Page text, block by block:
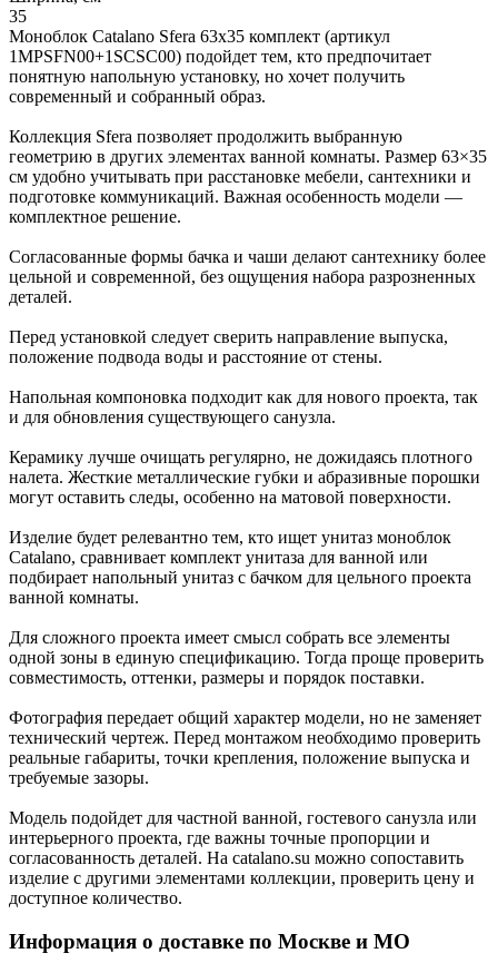
35
Моноблок Catalano Sfera 63x35 комплект (артикул
1MPSFN00+1SCSC00) подойдет тем, кто предпочитает
понятную напольную установку, но хочет получить
современный и собранный образ.
Коллекция Sfera позволяет продолжить выбранную
геометрию в других элементах ванной комнаты. Размер 63×35
см удобно учитывать при расстановке мебели, сантехники и
подготовке коммуникаций. Важная особенность модели —
комплектное решение.
Согласованные формы бачка и чаши делают сантехнику более
цельной и современной, без ощущения набора разрозненных
деталей.
Перед установкой следует сверить направление выпуска,
положение подвода воды и расстояние от стены.
Напольная компоновка подходит как для нового проекта, так
и для обновления существующего санузла.
Керамику лучше очищать регулярно, не дожидаясь плотного
налета. Жесткие металлические губки и абразивные порошки
могут оставить следы, особенно на матовой поверхности.
Изделие будет релевантно тем, кто ищет унитаз моноблок
Catalano, сравнивает комплект унитаза для ванной или
подбирает напольный унитаз с бачком для цельного проекта
ванной комнаты.
Для сложного проекта имеет смысл собрать все элементы
одной зоны в единую спецификацию. Тогда проще проверить
совместимость, оттенки, размеры и порядок поставки.
Фотография передает общий характер модели, но не заменяет
технический чертеж. Перед монтажом необходимо проверить
реальные габариты, точки крепления, положение выпуска и
требуемые зазоры.
Модель подойдет для частной ванной, гостевого санузла или
интерьерного проекта, где важны точные пропорции и
согласованность деталей. На catalano.su можно сопоставить
изделие с другими элементами коллекции, проверить цену и
доступное количество.
Информация о доставке по Москве и МО